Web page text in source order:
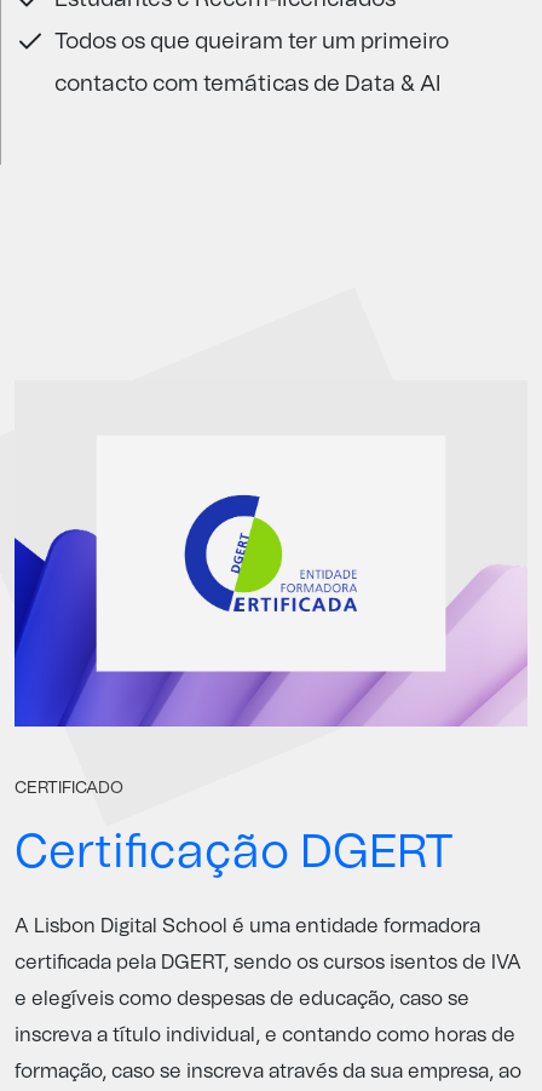
Todos os que queiram ter um primeiro
contacto com temáticas de Data & AI
CERTIFICADO
Certificação DGERT
A Lisbon Digital School é uma entidade formadora
certificada pela DGERT, sendo os cursos isentos de IVA
e elegíveis como despesas de educação, caso se
inscreva a título individual, e contando como horas de
formação, caso se inscreva através da sua empresa, ao